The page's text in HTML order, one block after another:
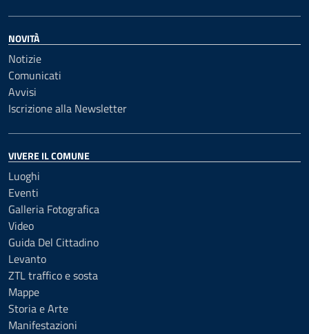
NOVITÀ
Notizie
Comunicati
Avvisi
Iscrizione alla Newsletter
VIVERE IL COMUNE
Luoghi
Eventi
Galleria Fotografica
Video
Guida Del Cittadino
Levanto
ZTL traffico e sosta
Mappe
Storia e Arte
Manifestazioni